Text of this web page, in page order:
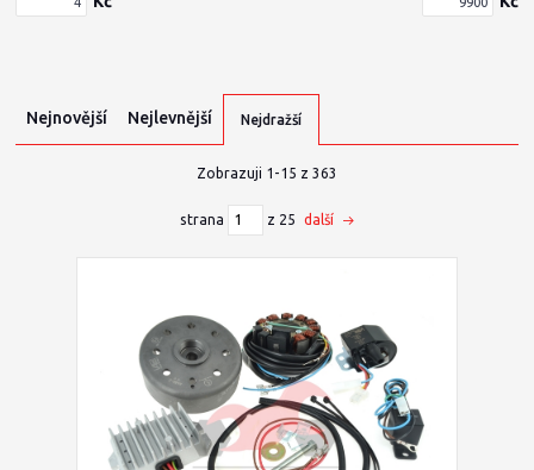
Nejnovější Nejlevnější Nejdražší
Zobrazuji 1-15 z 363
strana z 25 další